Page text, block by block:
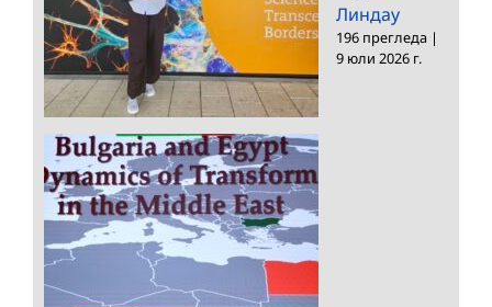
Линдау
196 прегледа |
9 юли 2026 г.